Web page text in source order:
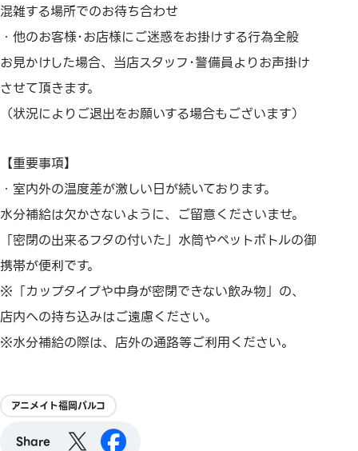
混雑する場所でのお待ち合わせ
・他のお客様･お店様にご迷惑をお掛けする行為全般
お見かけした場合、当店スタッフ･警備員よりお声掛け
させて頂きます。
（状況によりご退出をお願いする場合もございます）
【重要事項】
・室内外の温度差が激しい日が続いております。
水分補給は欠かさないように、ご留意くださいませ。
「密閉の出来るフタの付いた」水筒やペットボトルの御
携帯が便利です。
※「カップタイプや中身が密閉できない飲み物」の、
店内への持ち込みはご遠慮ください。
※水分補給の際は、店外の通路等ご利用ください。
アニメイト福岡パルコ
Share